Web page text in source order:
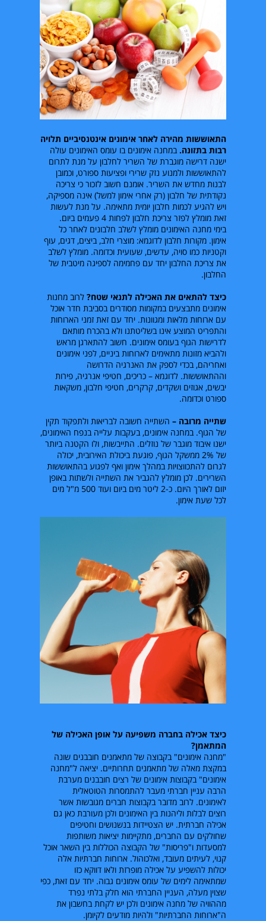
התאוששות מהירה לאחר אימונים אינטנסיביים תלויה
רבות בתזונה.במחנה אימונים בו עומס האימונים עולה
ישנה דרישה מוגברת של השריר לחלבון על מנת לתרום
להתאוששות ולמנוע נזק שרירי ופציעות ספורט, וכמובן
לבנות מחדש את השריר. אומנם חשוב לזכור כי צריכה
נקודתית של חלבון (רק אחרי אימון למשל) אינה מספיקה,
ויש להגיע לכמות חלבון יומית מתאימה. על מנת לעשות
זאת מומלץ לפזר צריכת חלבון לפחות4 פעמים ביום.
בימי מחנה האימונים מומלץ לשלב חלבונים לאחר כל
אימון. מקורות חלבון לדוגמא: מוצרי חלב, ביצים, דגים, עוף
וקטניות כמו סויה, עדשים, שעועית וכדומה. מומלץ לשלב
את צריכת החלבון יחד עם פחמימה לספיגה מיטבית של
החלבון.
כיצד להתאים את האכילה לתנאי שטח?לרוב מחנות
אימונים מתבצעים במקומות מסודרים בסביבת חדר אוכל
עם ארוחות מלאות ומגוונות. יחד עם זאת זמני הארוחות
והתפריט המוצע אינו בשליטתנו ולא בהכרח מותאם
לדרישות הגוף בעומס אימונים. חשוב להתארגן מראש
ולהביא מזונות מתאימים לארוחות ביניים, לפני אימונים
ואחריהם, בכדי לספק את האנרגיה הדרושה
וההתאוששות. לדוגמא – כריכים, חטיפי אנרגיה, פירות
יבשים, אגוזים ושקדים, קרקרים, חטיפי חלבון, משקאות
ספורט וכדומה.
שתייה מרובה – השתייה חשובה לבריאות ולתפקוד תקין
של הגוף. במחנה אימונים, בעקבות עלייה בנפח האימונים,
ישנו איבוד מוגבר של נוזלים. התייבשות, ולו הקטנה ביותר
של 2% ממשקל הגוף, פוגעת ביכולת האירובית, יכולה
לגרום להתכווצויות במהלך אימון ואף לפגוע בהתאוששות
השרירים. לכן מומלץ להגביר את השתייה ולשתות באופן
יזום לאורך היום. כ-2 ליטר מים ביום ועוד500 מ"ל מים
לכל שעת אימון.
כיצד אכילה בחברה משפיעה על אופן האכילה של
המתאמן?
"מחנה אימונים" בקבוצה של מתאמנים חובבנים שונה
במקצת מאלה של מתאמנים תחרותיים. יציאה ל"מחנה
אימונים" בקבוצות אימונים של רצים חובבנים מערבת
הרבה עניין חברתי מעבר להתמסרות הטוטאלית
לאימונים. לרוב מדובר בקבוצות חברים מגובשות אשר
רוצים לבלות וליהנות בין האימונים ולכן מעורבת כאן גם
אכילה חברתית. יש הצטיידות בנשנושים וחטיפים
שחולקים עם החברים, מתקיימות יציאות משותפות
למסעדות ו"פריסות" של הקבוצה הכוללות בין השאר אוכל
קנוי, לעיתים מעובד, ואלכוהול. ארוחות חברתיות אלה
יכולות להשפיע על אכילה מופרזת ולאו דווקא כזו
שמתאימה לימים של עומס אימונים גבוה. יחד עם זאת, כפי
שצוין מעלה, העניין החברתי הוא חלק בלתי נפרד
מההוויה של מחנה אימונים ולכן יש לקחת בחשבון את
ה"ארוחות החברתיות" ולהיות מודעים לקיומן.